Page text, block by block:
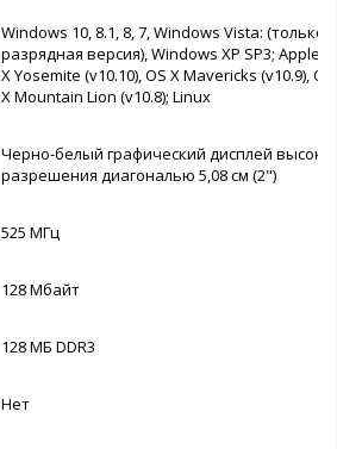
Windows 10, 8.1, 8, 7, Windows Vista: (только
разрядная версия), Windows XP SP3; Apple
X Yosemite (v10.10), OS X Mavericks (v10.9), OS
X Mountain Lion (v10.8); Linux
Черно-белый графический дисплей
разрешения диагональю 5,08 см (2")
525 MГц
128 Мбайт
128 МБ DDR3
Нет